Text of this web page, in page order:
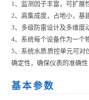
1、 监测因子丰富，可扩展
2、 高集成度，占地小，基
3、 多级防雷设计及多维度
4、 系统每个设备作为一个
5、 系统水质质控单元可对
确定性，确保仪表的准确
基本参数